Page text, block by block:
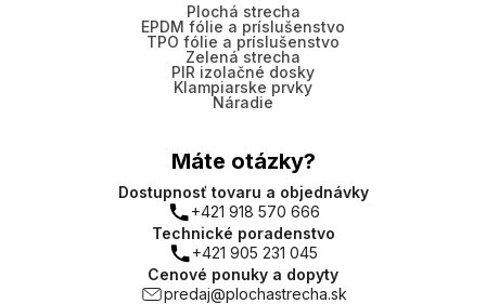
Plochá strecha
EPDM fólie a príslušenstvo
TPO fólie a príslušenstvo
Zelená strecha
PIR izolačné dosky
Klampiarske prvky
Náradie
Máte otázky?
Dostupnosť tovaru a objednávky
+421 918 570 666
Technické poradenstvo
+421 905 231 045
Cenové ponuky a dopyty
predaj@plochastrecha.sk